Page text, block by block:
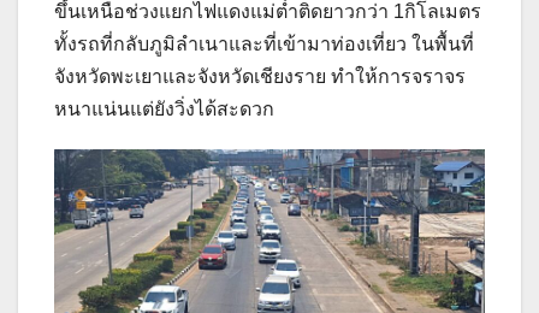
ขึ้นเหนือช่วงแยกไฟแดงแม่ต๋ำติดยาวกว่า 1กิโลเมตร
ทั้งรถที่กลับภูมิลำเนาและที่เข้ามาท่องเที่ยว ในพื้นที่
จังหวัดพะเยาและจังหวัดเชียงราย ทำให้การจราจร
หนาแน่นแต่ยังวิ่งได้สะดวก